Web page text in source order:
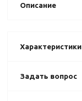
Описание
Характеристики
Задать вопрос